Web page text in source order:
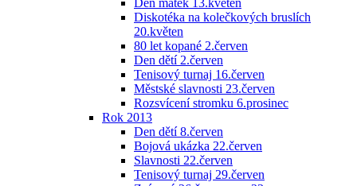
Den matek 13.květen
Diskotéka na kolečkových bruslích
20.květen
80 let kopané 2.červen
Den dětí 2.červen
Tenisový turnaj 16.červen
Městské slavnosti 23.červen
Rozsvícení stromku 6.prosinec
Rok 2013
Den dětí 8.červen
Bojová ukázka 22.červen
Slavnosti 22.červen
Tenisový turnaj 29.červen